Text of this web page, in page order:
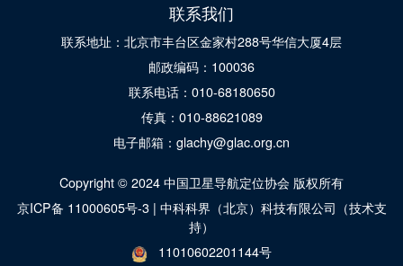
联系我们
联系地址：北京市丰台区金家村288号华信大厦4层
邮政编码：100036
联系电话：010-68180650
传真：010-88621089
电子邮箱：glachy@glac.org.cn
Copyright © 2024 中国卫星导航定位协会 版权所有
京ICP备 11000605号-3| 中科科界（北京）科技有限公司（技术支
持）
11010602201144号